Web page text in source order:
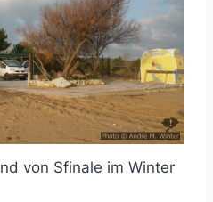
von Sfinale im Winter